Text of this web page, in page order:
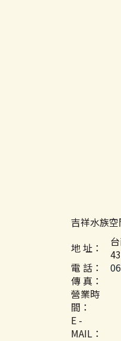
吉祥水族空
地 址：
電 話：
傳 真：
營業時
間：
E -
MAIL：